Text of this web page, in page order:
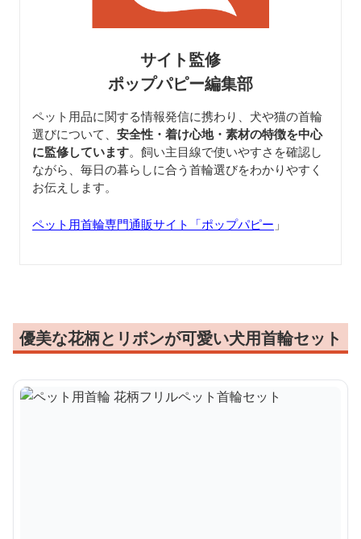
サイト監修
ポップパピー編集部
ペット用品に関する情報発信に携わり、犬や猫の首輪
選びについて、 安全性・着け心地・素材の特徴を中心
に監修しています。飼い主目線で使いやすさを確認し
ながら、毎日の暮らしに合う首輪選びをわかりやすく
お伝えします。
ペット用首輪専門通販サイト「ポップパピー 」
優美な花柄とリボンが可愛い犬用首輪セット